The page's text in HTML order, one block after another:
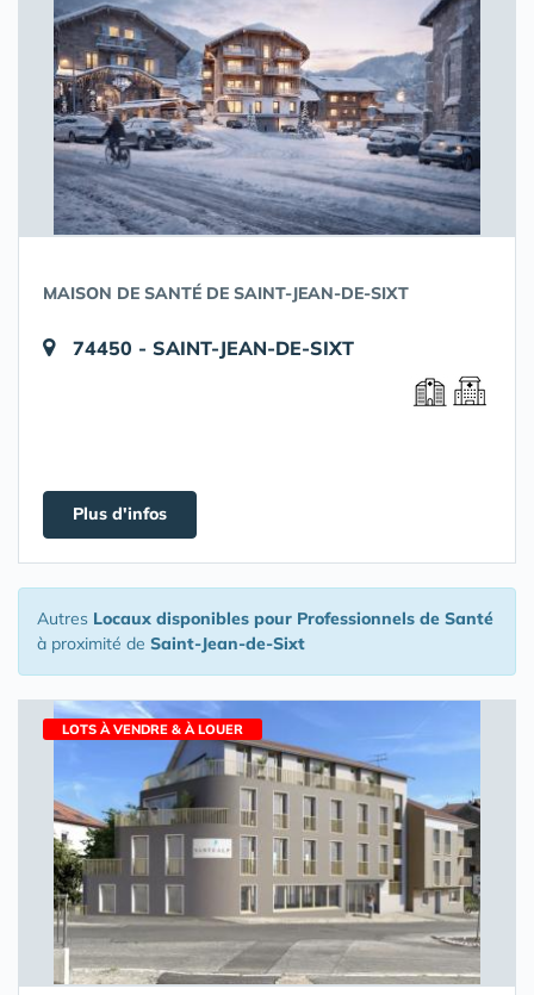
MAISON DE SANTÉ DE SAINT-JEAN-DE-SIXT
74450 - SAINT-JEAN-DE-SIXT
Plus d'infos
Autres Locaux disponibles pour Professionnels de Santé
à proximité de Saint-Jean-de-Sixt
LOTS À VENDRE & À LOUER